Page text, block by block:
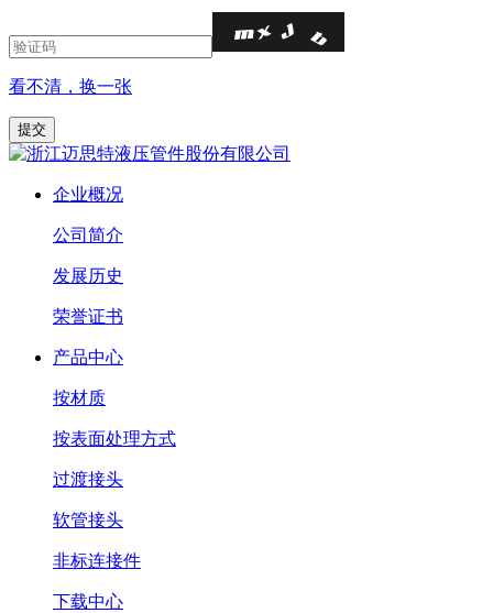
看不清，换一张
企业概况
公司简介
发展历史
荣誉证书
产品中心
按材质
按表面处理方式
过渡接头
软管接头
非标连接件
下载中心